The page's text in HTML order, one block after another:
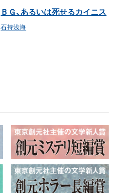
ＢＧ、あるいは死せるカイニス
石持浅海